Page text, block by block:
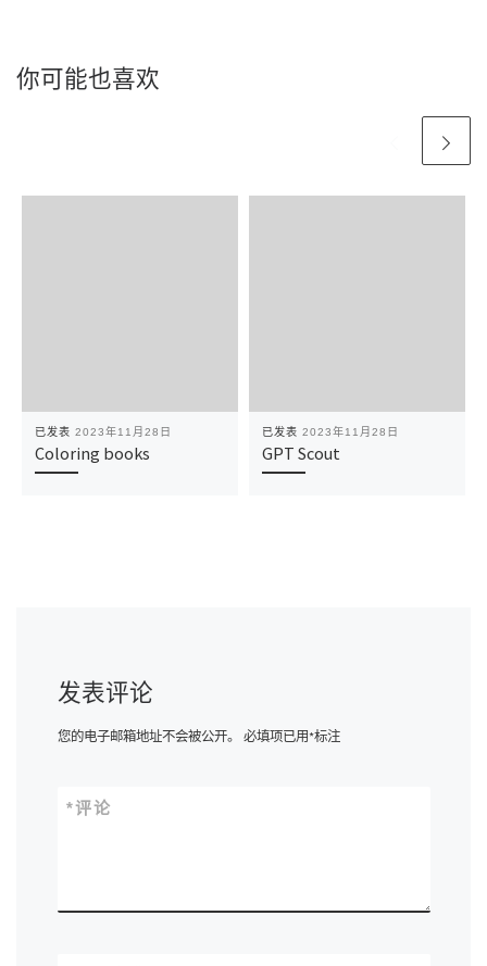
你可能也喜欢
已发表 2023年11月28日
Coloring books
已发表 2023年11月28日
GPT Scout
发表评论
您的电子邮箱地址不会被公开。 必填项已用*标注
评论
*